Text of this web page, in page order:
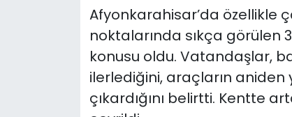
Afyonkarahisar’da özellikle
noktalarında sıkça görülen
konusu oldu. Vatandaşlar,
ilerlediğini, araçların aniden
çıkardığını belirtti. Kentte